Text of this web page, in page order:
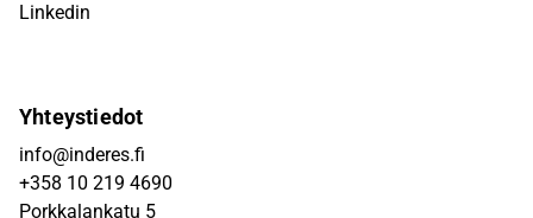
Linkedin
Yhteystiedot
info@inderes.fi
+358 10 219 4690
Porkkalankatu 5